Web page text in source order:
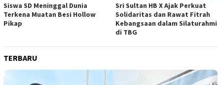
Siswa SD Meninggal Dunia
Terkena Muatan Besi Hollow
Pikap
Sri Sultan HB X Ajak Perkuat
Solidaritas dan Rawat Fitrah
Kebangsaan dalam Silaturahmi
di TBG
TERBARU